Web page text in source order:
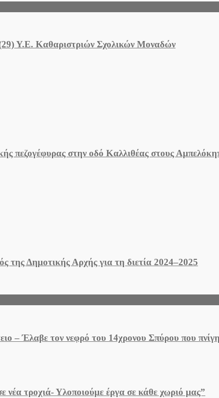
Υ.Ε. Καθαριστριών Σχολικών Μοναδών
πεζογέφυρας στην οδό Καλλιθέας στους
Δημοτικής Αρχής για τη διετία 2024–2025
– Έλαβε τον νεφρό του 14χρονου Σπύρου που
τροχιά- Υλοποιούμε έργα σε κάθε χωριό μας”